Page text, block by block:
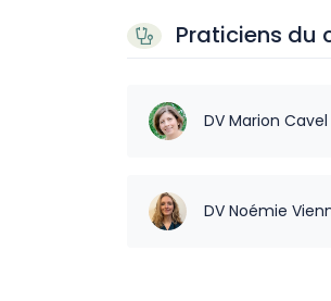
Praticiens du
DV Marion Cavel
DV Noémie